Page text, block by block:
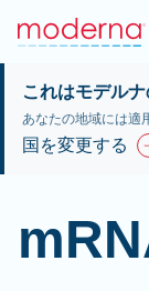
これはモデル
あなたの地域には適
国を変更する